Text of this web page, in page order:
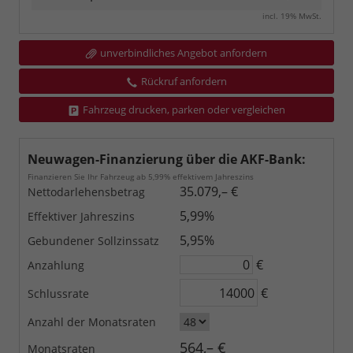
incl. 19% MwSt.
unverbindliches Angebot anfordern
Rückruf anfordern
Fahrzeug drucken, parken oder vergleichen
Neuwagen-Finanzierung über die AKF-Bank:
Finanzieren Sie Ihr Fahrzeug ab 5,99% effektivem Jahreszins
Nettodarlehensbetrag 35.079,– €
Effektiver Jahreszins 5,99%
Gebundener Sollzinssatz 5,95%
Anzahlung €
Schlussrate €
Anzahl der Monatsraten
Monatsraten
564,– €